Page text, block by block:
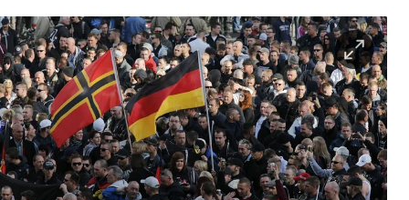
sport
berlin
nord
wahrheit
verlag